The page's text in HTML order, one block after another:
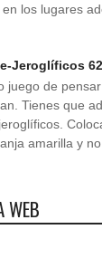
los lugares
Jeroglíficos
juego de
Tienes que
amarilla y
WEB